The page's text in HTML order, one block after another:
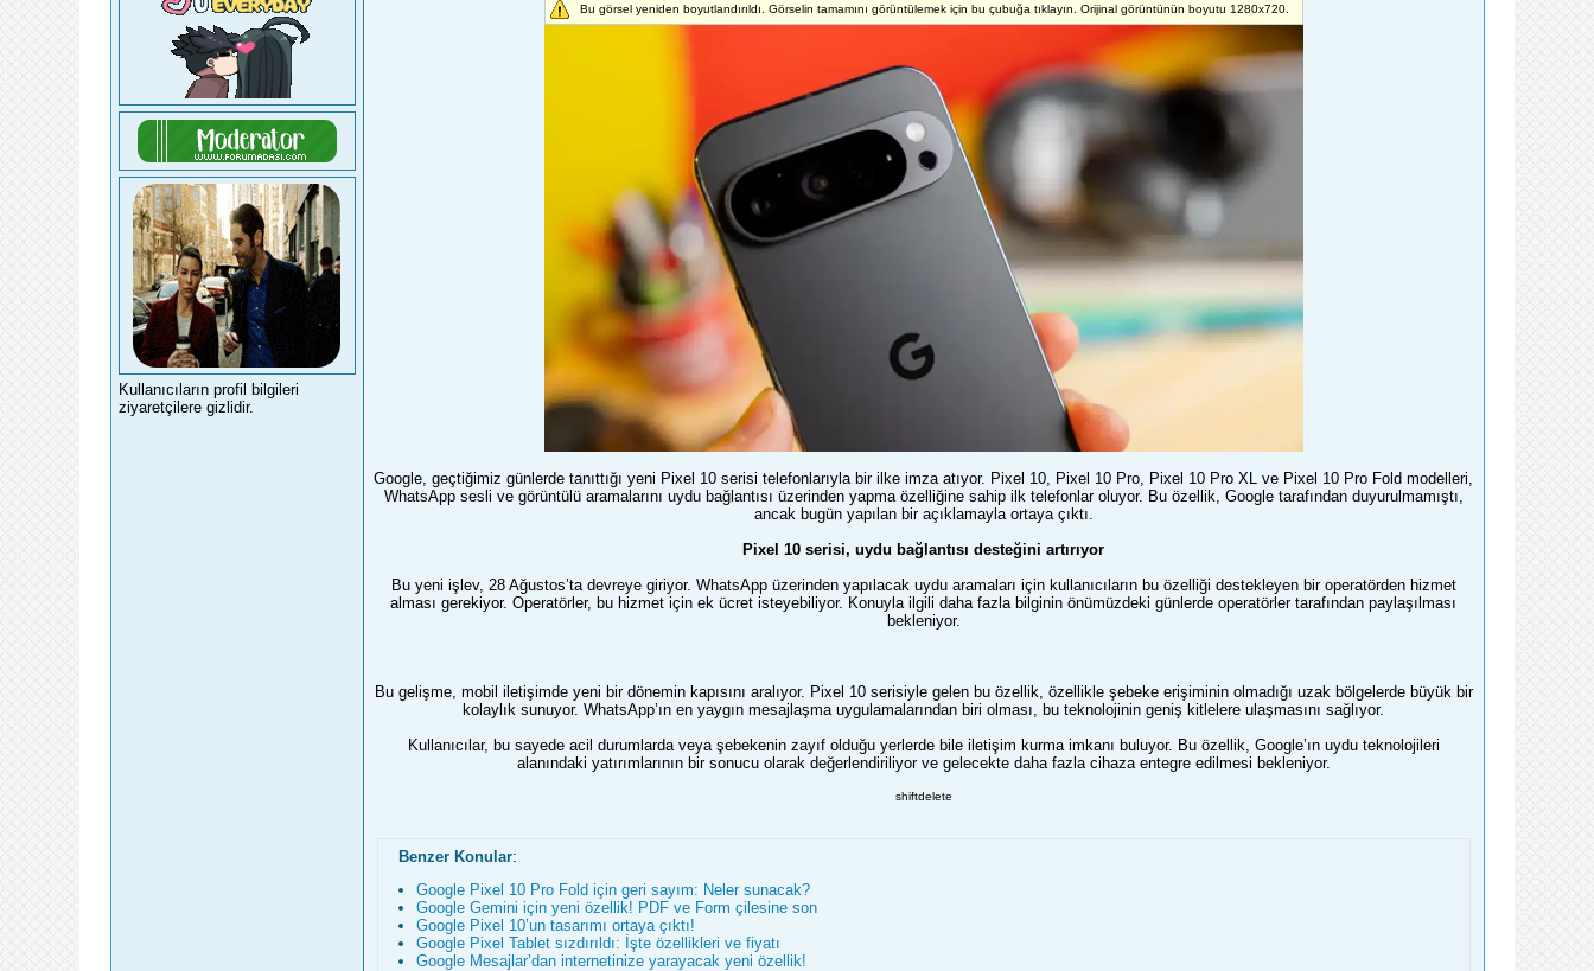
Kullanıcıların profil bilgileri
ziyaretçilere gizlidir.
Bu görsel yeniden boyutlandırıldı. Görselin tamamını görüntülemek için bu çubuğa tıklayın. Orijinal görüntünün boyutu 1280x720.
Google, geçtiğimiz günlerde tanıttığı yeni Pixel 10 serisi telefonlarıyla bir ilke imza atıyor. Pixel 10, Pixel 10 Pro, Pixel 10 Pro XL ve Pixel 10 Pro Fold modelleri,
WhatsApp sesli ve görüntülü aramalarını uydu bağlantısı üzerinden yapma özelliğine sahip ilk telefonlar oluyor. Bu özellik, Google tarafından duyurulmamıştı,
ancak bugün yapılan bir açıklamayla ortaya çıktı.
Pixel 10 serisi, uydu bağlantısı desteğini artırıyor
Bu yeni işlev, 28 Ağustos’ta devreye giriyor. WhatsApp üzerinden yapılacak uydu aramaları için kullanıcıların bu özelliği destekleyen bir operatörden hizmet
alması gerekiyor. Operatörler, bu hizmet için ek ücret isteyebiliyor. Konuyla ilgili daha fazla bilginin önümüzdeki günlerde operatörler tarafından paylaşılması
bekleniyor.
Bu gelişme, mobil iletişimde yeni bir dönemin kapısını aralıyor. Pixel 10 serisiyle gelen bu özellik, özellikle şebeke erişiminin olmadığı uzak bölgelerde büyük bir
kolaylık sunuyor. WhatsApp’ın en yaygın mesajlaşma uygulamalarından biri olması, bu teknolojinin geniş kitlelere ulaşmasını sağlıyor.
Kullanıcılar, bu sayede acil durumlarda veya şebekenin zayıf olduğu yerlerde bile iletişim kurma imkanı buluyor. Bu özellik, Google’ın uydu teknolojileri
alanındaki yatırımlarının bir sonucu olarak değerlendiriliyor ve gelecekte daha fazla cihaza entegre edilmesi bekleniyor.
shiftdelete
Benzer Konular:
Google Pixel 10 Pro Fold için geri sayım: Neler sunacak?
Google Gemini için yeni özellik! PDF ve Form çilesine son
Google Pixel 10’un tasarımı ortaya çıktı!
Google Pixel Tablet sızdırıldı: İşte özellikleri ve fiyatı
Google Mesajlar’dan internetinize yarayacak yeni özellik!